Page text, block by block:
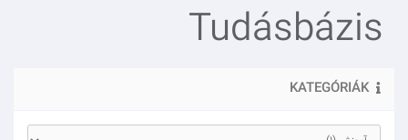
Tudásbázis
KATEGÓRIÁK